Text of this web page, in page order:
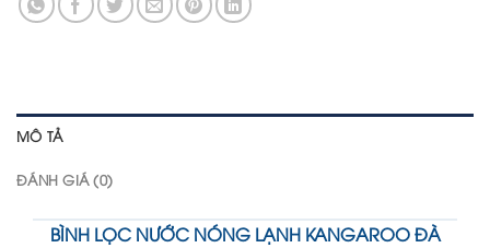
MÔ TẢ
ĐÁNH GIÁ (0)
BÌNH LỌC NƯỚC NÓNG LẠNH KANGAROO ĐÀ